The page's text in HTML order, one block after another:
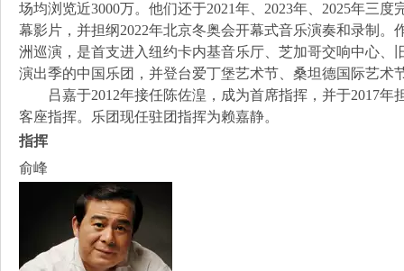
场均浏览近3000万。他们还于2021年、2023年、2025年三
幕影片，并担纲2022年北京冬奥会开幕式音乐演奏和录制
洲巡演，是首支进入纽约卡内基音乐厅、芝加哥交响中心、
演出季的中国乐团，并登台爱丁堡艺术节、桑坦德国际艺术
吕嘉于2012年接任陈佐湟，成为首席指挥，并于2017年
客座指挥。乐团现任驻团指挥为赖嘉静。
指挥
俞峰